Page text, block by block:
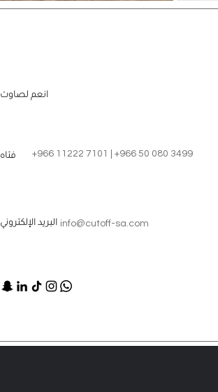
انعم لصاوت
فتاه +966 11222 7101 | +966 50 080 3499
البريد الإلكتروني info@cutoff-sa.com